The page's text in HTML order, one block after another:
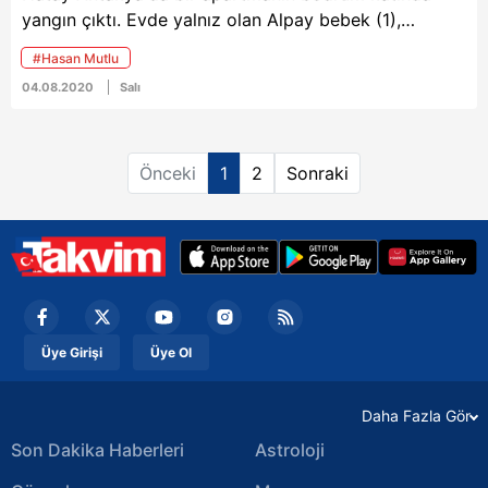
yangın çıktı. Evde yalnız olan Alpay bebek (1),
hayatını kaybetti. Ağabeyi Yusuf Mutlu (4) ise
vatandaşların demir korkuluğu kırmasıyla kurtarıldı.
Baba Hasan Mutlu, sinir krizleri geçirdi.
#Hasan Mutlu
04.08.2020 Salı
Önceki 1 2 Sonraki
Üye Girişi Üye Ol
Daha Fazla Gör
Son Dakika Haberleri
Astroloji